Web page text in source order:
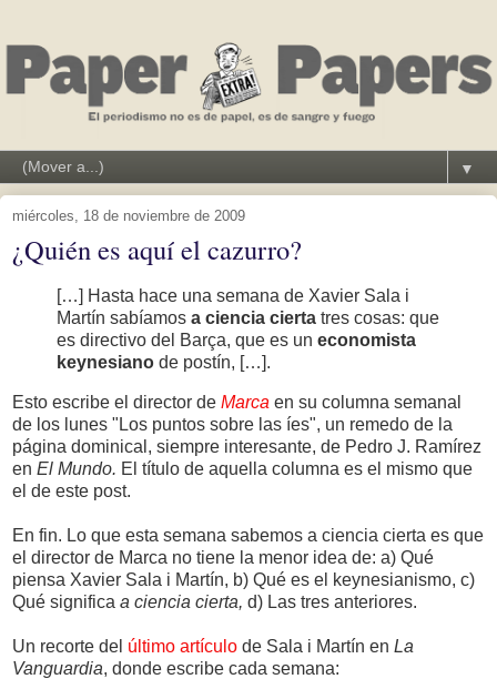
▼
miércoles, 18 de noviembre de 2009
¿Quién es aquí el cazurro?
[…] Hasta hace una semana de Xavier Sala i
Martín sabíamos a ciencia cierta tres cosas: que
es directivo del Barça, que es un economista
keynesiano de postín, […].
Esto escribe el director de Marca en su columna semanal
de los lunes "Los puntos sobre las íes", un remedo de la
página dominical, siempre interesante, de Pedro J. Ramírez
en El Mundo. El título de aquella columna es el mismo que
el de este post.
En fin. Lo que esta semana sabemos a ciencia cierta es que
el director de Marca no tiene la menor idea de: a) Qué
piensa Xavier Sala i Martín, b) Qué es el keynesianismo, c)
Qué significa a ciencia cierta, d) Las tres anteriores.
Un recorte del último artículo de Sala i Martín en La
Vanguardia, donde escribe cada semana: